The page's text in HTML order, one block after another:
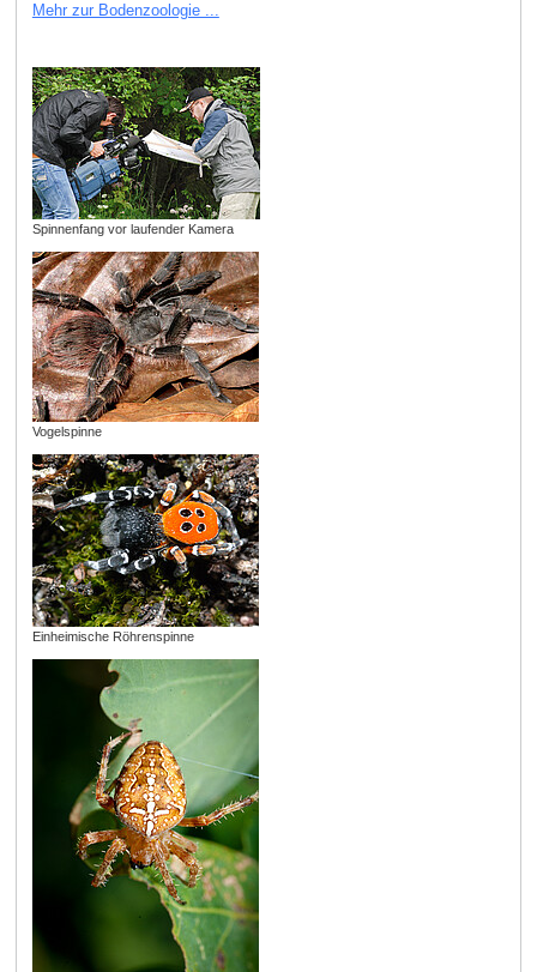
Mehr zur Bodenzoologie ...
Spinnenfang vor laufender Kamera
Vogelspinne
Einheimische Röhrenspinne